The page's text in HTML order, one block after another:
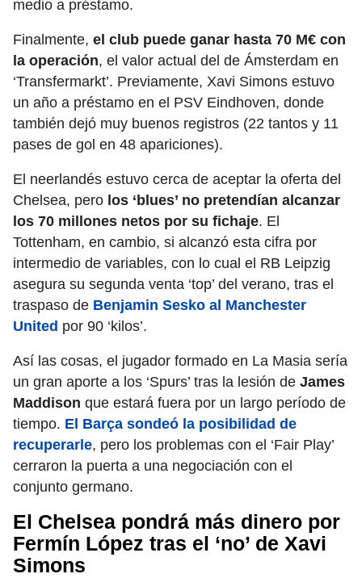
medio a préstamo.
Finalmente, el club puede ganar hasta 70 M€ con
la operación, el valor actual del de Ámsterdam en
‘Transfermarkt’. Previamente, Xavi Simons estuvo
un año a préstamo en el PSV Eindhoven, donde
también dejó muy buenos registros (22 tantos y 11
pases de gol en 48 apariciones).
El neerlandés estuvo cerca de aceptar la oferta del
Chelsea, pero los ‘blues’ no pretendían alcanzar
los 70 millones netos por su fichaje. El
Tottenham, en cambio, si alcanzó esta cifra por
intermedio de variables, con lo cual el RB Leipzig
asegura su segunda venta ‘top’ del verano, tras el
traspaso de Benjamin Sesko al Manchester
United por 90 ‘kilos’.
Así las cosas, el jugador formado en La Masia sería
un gran aporte a los ‘Spurs’ tras la lesión de James
Maddison que estará fuera por un largo período de
tiempo. El Barça sondeó la posibilidad de
recuperarle, pero los problemas con el ‘Fair Play’
cerraron la puerta a una negociación con el
conjunto germano.
El Chelsea pondrá más dinero por
Fermín López tras el ‘no’ de Xavi
Simons